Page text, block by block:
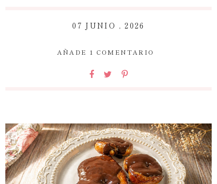
07 JUNIO , 2026
AÑADE 1 COMENTARIO